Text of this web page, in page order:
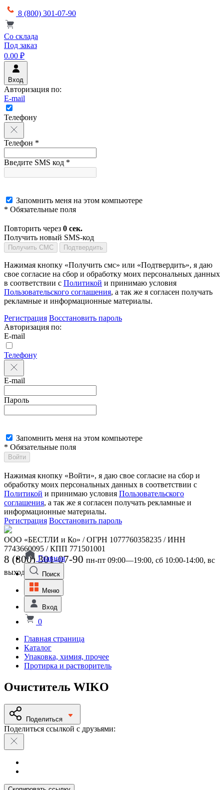
8 (800) 301-07-90
Со склада
Под заказ
0.00 ₽
Вход
Авторизация по:
E-mail
Телефону
Телефон *
Введите SMS код *
Запомнить меня на этом компьютере
* Обязательные поля
Повторить через 0 сек.
Получить новый SMS-код
Получить СМС Подтвердить
Нажимая кнопку «Получить смс» или «Подтвердить», я даю
свое согласие на сбор и обработку моих персональных данных
в соответствии с Политикой и принимаю условия
Пользовательского соглашения, а так же я согласен получать
рекламные и информационные материалы.
Регистрация Восстановить пароль
Авторизация по:
E-mail
Телефону
E-mail
Пароль
Запомнить меня на этом компьютере
* Обязательные поля
Войти
Нажимая кнопку «Войти», я даю свое согласие на сбор и
обработку моих персональных данных в соответствии с
Политикой и принимаю условия Пользовательского
соглашения, а так же я согласен получать рекламные и
информационные материалы.
Регистрация Восстановить пароль
ООО «БЕСТЛИ и Ко» / ОГРН 1077760358235 / ИНН
7743660095 / КПП 771501001
8 (800) 301-07-90 пн-пт 09:00—19:00, сб 10:00-14:00, вс
выходной
Главная
Поиск
Меню
Вход
0
Главная страница
Каталог
Упаковка, химия, прочее
Протирка и растворитель
Очиститель WIKO
Поделиться
Поделиться ссылкой с друзьями: